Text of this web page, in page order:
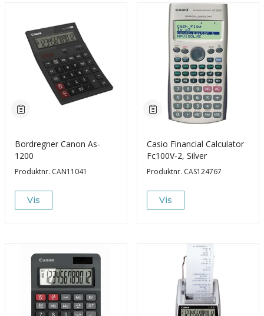
Bordregner Canon As-
1200
Produktnr. CAN11041
Vis
Casio Financial Calculator
Fc100V-2, Silver
Produktnr. CAS124767
Vis